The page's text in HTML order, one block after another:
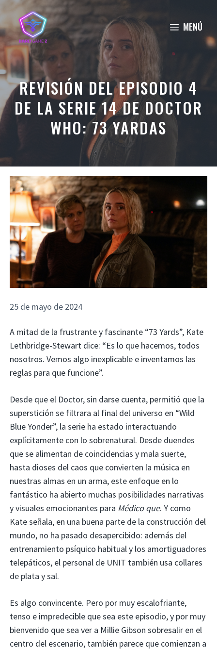
Saltar
al
contenido
MENÚ
REVISIÓN DEL EPISODIO 4
DE LA SERIE 14 DE DOCTOR
WHO: 73 YARDAS
25 de mayo de 2024
A mitad de la frustrante y fascinante “73 Yards”, Kate
Lethbridge-Stewart dice: “Es lo que hacemos, todos
nosotros. Vemos algo inexplicable e inventamos las
reglas para que funcione”.
Desde que el Doctor, sin darse cuenta, permitió que la
superstición se filtrara al final del universo en “Wild
Blue Yonder”, la serie ha estado interactuando
explícitamente con lo sobrenatural. Desde duendes
que se alimentan de coincidencias y mala suerte,
hasta dioses del caos que convierten la música en
nuestras almas en un arma, este enfoque en lo
fantástico ha abierto muchas posibilidades narrativas
y visuales emocionantes para Médico que. Y como
Kate señala, en una buena parte de la construcción del
mundo, no ha pasado desapercibido: además del
entrenamiento psíquico habitual y los amortiguadores
telepáticos, el personal de UNIT también usa collares
de plata y sal.
Es algo convincente. Pero por muy escalofriante,
tenso e impredecible que sea este episodio, y por muy
bienvenido que sea ver a Millie Gibson sobresalir en el
centro del escenario, también parece que comienzan a